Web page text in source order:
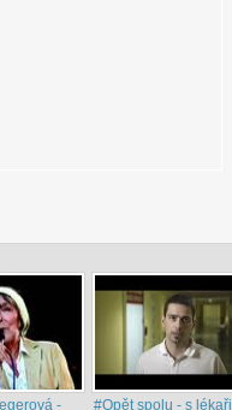
-
#Opět spolu - s lékaři